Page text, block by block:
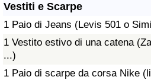
Vestiti e Scarpe
1 Paio di Jeans (Levis 501 o
1 Vestito estivo di una catena
...)
1 Paio di scarpe da corsa Nike